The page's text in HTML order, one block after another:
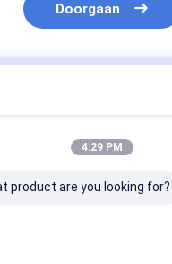
Doorgaan
Producten
4:29 PM
product are you looking for?